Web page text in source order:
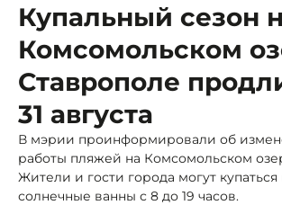
Купальный сезон
Комсомольском
Ставрополе
31 августа
В мэрии проинформировали об
работы пляжей на Комсомольском
Жители и гости города могут
солнечные ванны с 8 до 19 часов.